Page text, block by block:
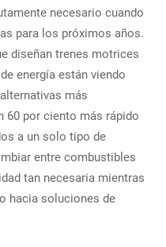
necesario cuando
para los próximos años.
diseñan trenes motrices
energía están viendo
más
60 por ciento más rápido
a un solo tipo de
entre combustibles
tan necesaria mientras
hacia soluciones de